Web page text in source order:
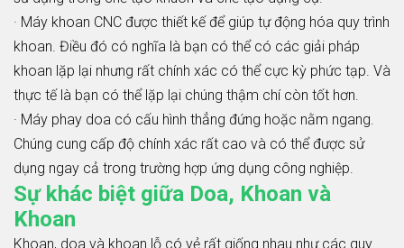
· Máy khoan CNC được thiết kế để giúp tự động hóa quy trình
khoan. Điều đó có nghĩa là bạn có thể có các giải pháp
khoan lặp lại nhưng rất chính xác có thể cực kỳ phức tạp. Và
thực tế là bạn có thể lặp lại chúng thậm chí còn tốt hơn.
· Máy phay doa có cấu hình thẳng đứng hoặc nằm ngang.
Chúng cung cấp độ chính xác rất cao và có thể được sử
dụng ngay cả trong trường hợp ứng dụng công nghiệp.
Sự khác biệt giữa Doa, Khoan và
Khoan
Khoan, doa và khoan lỗ có vẻ rất giống nhau như các quy